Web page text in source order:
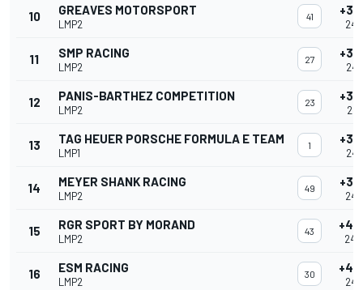
10 GREAVES MOTORSPORT
LMP2
41
11 SMP RACING
LMP2
27
12 PANIS-BARTHEZ COMPETITION
LMP2
23
13 TAG HEUER PORSCHE FORMULA E TEAM
LMP1
1
14 MEYER SHANK RACING
LMP2
49
15 RGR SPORT BY MORAND
LMP2
43
16 ESM RACING
LMP2
30